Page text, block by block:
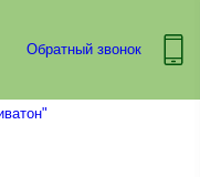
Обратный звонок